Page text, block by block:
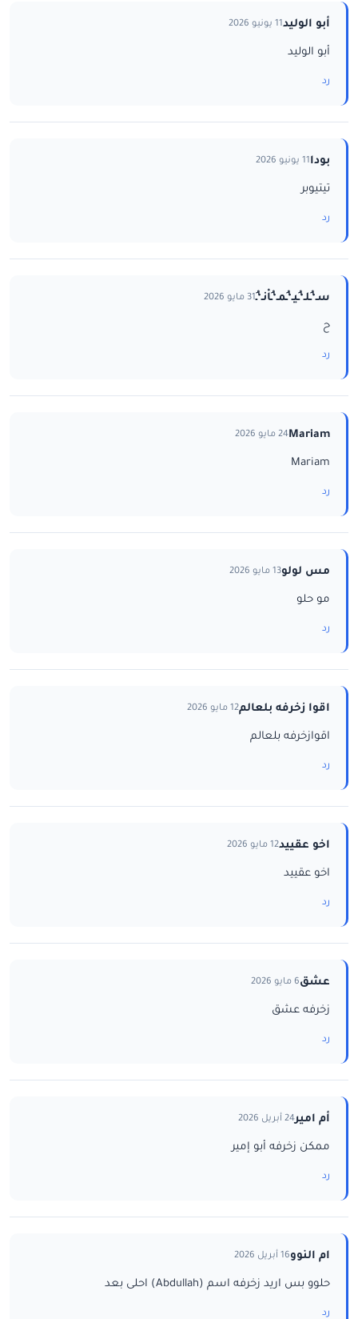
أبو الوليد11 يونيو 2026
أبو الوليد
رد
بودا11 يونيو 2026
تيتيوبر
رد
سـ‘ـُلـ‘ـُيـ‘ـُمـ‘ـُاْنـ‘ـُ31 مايو 2026
ح
رد
Mariam24 مايو 2026
Mariam
رد
مس لولو13 مايو 2026
مو حلو
رد
اقوا زخرفه بلعالم12 مايو 2026
اقوازخرفه بلعالم
رد
اخو عقييد12 مايو 2026
اخو عقييد
رد
عشق6 مايو 2026
زخرفه عشق
رد
أم امير24 أبريل 2026
ممكن زخرفه أبو إمير
رد
ام النوو16 أبريل 2026
حلوو بس اريد زخرفه اسم (Abdullah) احلى بعد
رد